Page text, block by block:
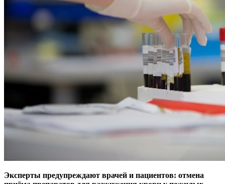
Эксперты предупреждают врачей и пациентов: отмена